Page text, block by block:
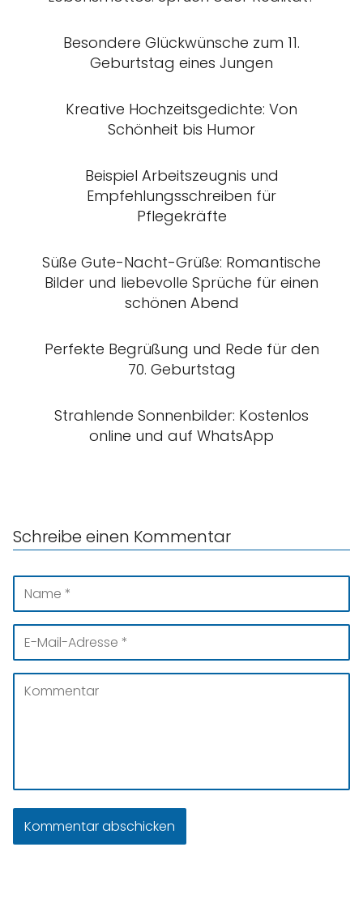
Besondere Glückwünsche zum 11.
Geburtstag eines Jungen
Kreative Hochzeitsgedichte: Von
Schönheit bis Humor
Beispiel Arbeitszeugnis und
Empfehlungsschreiben für
Pflegekräfte
Süße Gute-Nacht-Grüße: Romantische
Bilder und liebevolle Sprüche für einen
schönen Abend
Perfekte Begrüßung und Rede für den
70. Geburtstag
Strahlende Sonnenbilder: Kostenlos
online und auf WhatsApp
Schreibe einen Kommentar